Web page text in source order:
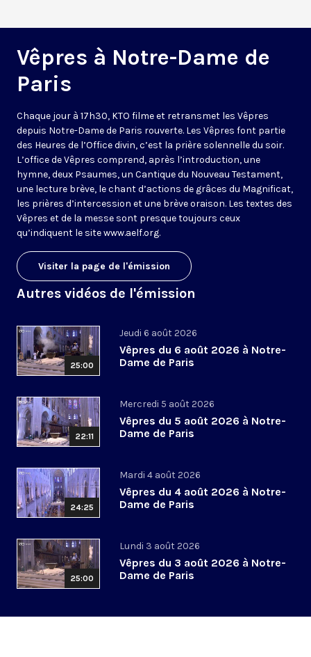
Vêpres à Notre-Dame de
Paris
Chaque jour à 17h30, KTO filme et retransmet les Vêpres
depuis Notre-Dame de Paris rouverte. Les Vêpres font partie
des Heures de l’Office divin, c’est la prière solennelle du soir.
L’office de Vêpres comprend, après l’introduction, une
hymne, deux Psaumes, un Cantique du Nouveau Testament,
une lecture brève, le chant d’actions de grâces du Magnificat,
les prières d’intercession et une brève oraison. Les textes des
Vêpres et de la messe sont presque toujours ceux
qu’indiquent le sitewww.aelf.org.
Visiter la page de l'émission
Autres vidéos de l'émission
25:00
Jeudi 6 août 2026
Vêpres du 6 août 2026 à Notre-
Dame de Paris
22:11
Mercredi 5 août 2026
Vêpres du 5 août 2026 à Notre-
Dame de Paris
24:25
Mardi 4 août 2026
Vêpres du 4 août 2026 à Notre-
Dame de Paris
25:00
Lundi 3 août 2026
Vêpres du 3 août 2026 à Notre-
Dame de Paris